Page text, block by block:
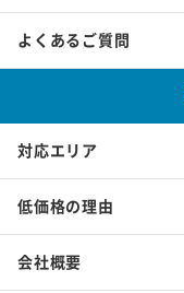
よくあるご質問
対応エリア
低価格の理由
会社概要